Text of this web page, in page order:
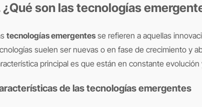
¿Qué son las tecnologías
tecnologías emergentes se refieren a aquellas
suelen ser nuevas o en fase de crecimiento y
principal es que están en constante
de las tecnologías emergentes